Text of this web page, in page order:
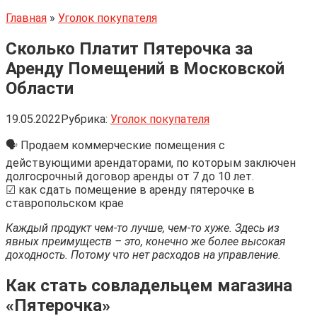
Главная » Уголок покупателя
Сколько Платит Пятерочка за
Аренду Помещений в Московской
Области
19.05.2022Рубрика: Уголок покупателя
🗣 Продаем коммерческие помещения с
действующими арендаторами, по которым заключен
долгосрочный договор аренды от 7 до 10 лет.
☑ как сдать помещение в аренду пятерочке в
ставропольском крае
Каждый продукт чем-то лучше, чем-то хуже. Здесь из
явных преимуществ – это, конечно же более высокая
доходность. Потому что нет расходов на управление.
Как стать совладельцем магазина
«Пятерочка»